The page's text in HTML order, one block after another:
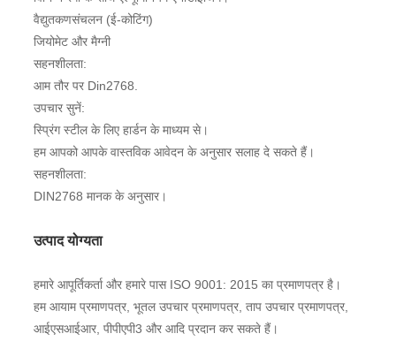
वैद्युतकणसंचलन (ई-कोटिंग)
जियोमेट और मैग्नी
सहनशीलता:
आम तौर पर Din2768.
उपचार सुनें:
स्प्रिंग स्टील के लिए हार्डन के माध्यम से।
हम आपको आपके वास्तविक आवेदन के अनुसार सलाह दे सकते हैं।
सहनशीलता:
DIN2768 मानक के अनुसार।
उत्पाद योग्यता
हमारे आपूर्तिकर्ता और हमारे पास ISO 9001: 2015 का प्रमाणपत्र है।
हम आयाम प्रमाणपत्र, भूतल उपचार प्रमाणपत्र, ताप उपचार प्रमाणपत्र,
आईएसआईआर, पीपीएपी3 और आदि प्रदान कर सकते हैं।